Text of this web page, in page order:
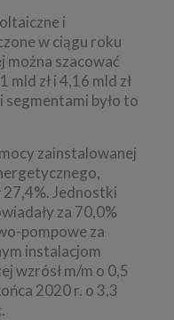
i
w ciągu roku
szacować
mld zł i 4,16 mld zł
segmentami było to
zainstalowanej
27,4%. Jednostki
za 70,0%
pompowe za
instalacjom
wzrósł m/m o 0,5
2020 r. o 3,3